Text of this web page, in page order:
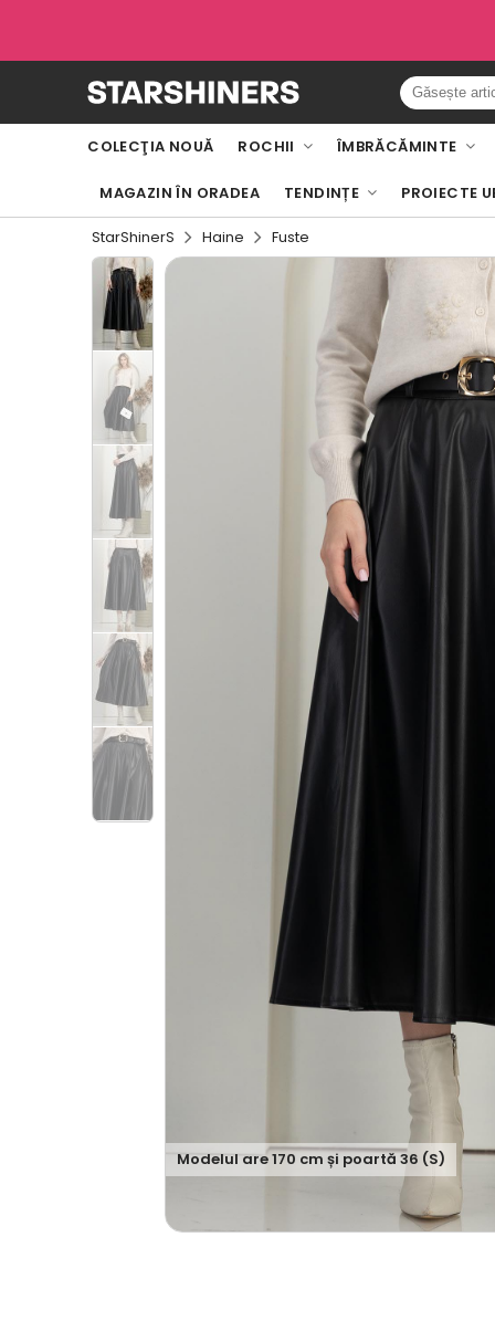
COLECŢIA NOUĂ ROCHII ÎMBRĂCĂMINTE
MAGAZIN ÎN ORADEA TENDINȚE PROIECTE
StarShinerS Haine Fuste
Modelul are170 cm și poartă36 (S)